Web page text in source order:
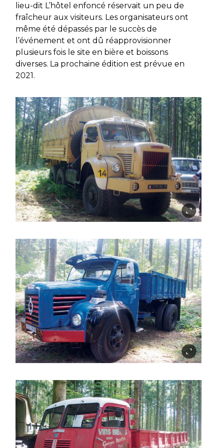
lieu-dit L’hôtel enfoncé réservait un peu de
fraîcheur aux visiteurs. Les organisateurs ont
même été dépassés par le succès de
l’événement et ont dû réapprovisionner
plusieurs fois le site en bière et boissons
diverses. La prochaine édition est prévue en
2021.